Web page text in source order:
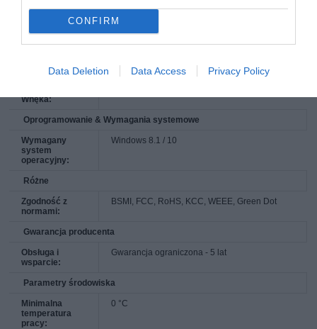
CONFIRM
Data Deletion Data Access Privacy Policy
Niezawodność
2 miliony godziny
Rozszerzenie i łączność
Interfejsy: 1 x PCI Express 3.0 x4 (NVMe) - M.2 Card
Wnęka:
Oprogramowanie & Wymagania systemowe
Wymagany
system
operacyjny:
Windows 8.1 / 10
Różne
Zgodność z
normami:
BSMI, FCC, RoHS, KCC, WEEE, Green Dot
Gwarancja producenta
Obsługa i
wsparcie:
Gwarancja ograniczona - 5 lat
Parametry środowiska
Minimalna
temperatura
pracy:
0 °C